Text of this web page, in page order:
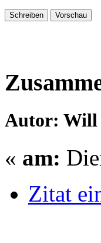
Autor: Will
« am:
Zitat